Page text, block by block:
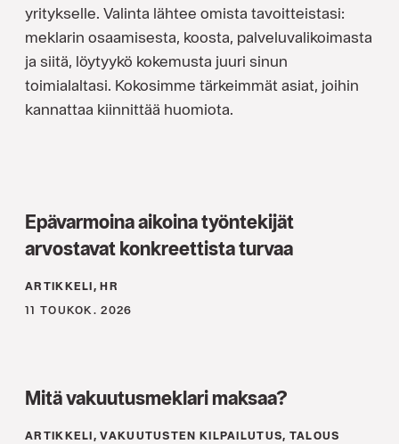
yritykselle. Valinta lähtee omista tavoitteistasi:
meklarin osaamisesta, koosta, palveluvalikoimasta
ja siitä, löytyykö kokemusta juuri sinun
toimialaltasi. Kokosimme tärkeimmät asiat, joihin
kannattaa kiinnittää huomiota.
Epävarmoina aikoina työntekijät
arvostavat konkreettista turvaa
ARTIKKELI, HR
11 TOUKOK. 2026
Mitä vakuutusmeklari maksaa?
ARTIKKELI, VAKUUTUSTEN KILPAILUTUS, TALOUS